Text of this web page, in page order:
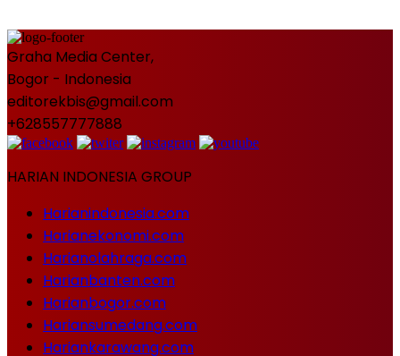
Graha Media Center,
Bogor - Indonesia
editorekbis@gmail.com
+628557777888
HARIAN INDONESIA GROUP
Harianindonesia.com
Harianekonomi.com
Harianolahraga.com
Harianbanten.com
Harianbogor.com
Hariansumedang.com
Hariankarawang.com